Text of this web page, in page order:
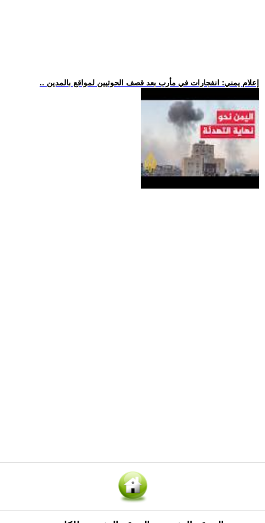
.. إعلام يمني: انفجارات في مأرب بعد قصف الحوثيين لمواقع بالمدين